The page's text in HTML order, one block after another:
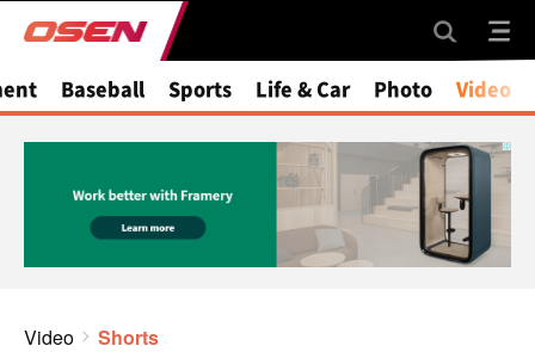
Baseball Sports Life & Car Photo Video
Video Shorts